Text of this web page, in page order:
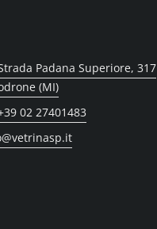
Padana Superiore, 317
(MI)
02 27401483